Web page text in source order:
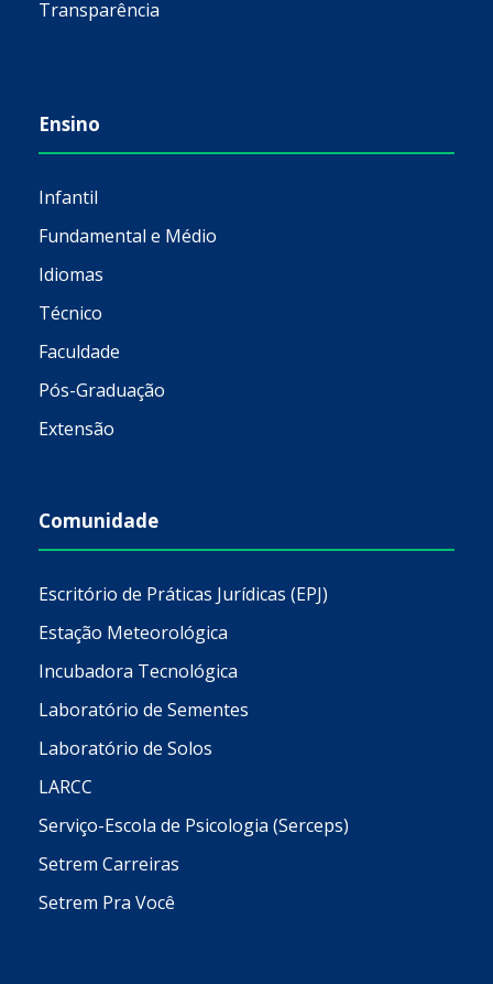
Transparência
Ensino
Infantil
Fundamental e Médio
Idiomas
Técnico
Faculdade
Pós-Graduação
Extensão
Comunidade
Escritório de Práticas Jurídicas (EPJ)
Estação Meteorológica
Incubadora Tecnológica
Laboratório de Sementes
Laboratório de Solos
LARCC
Serviço-Escola de Psicologia (Serceps)
Setrem Carreiras
Setrem Pra Você